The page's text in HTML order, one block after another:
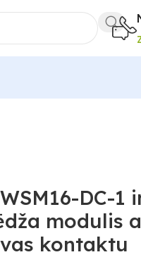
DC-1
modulis
kontaktu